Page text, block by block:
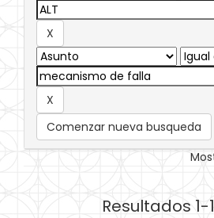
Comenzar nueva busqueda
Resultados 1-